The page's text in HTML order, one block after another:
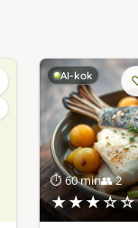
AI-kok
⏱ 60 min👥 2
★★★☆☆